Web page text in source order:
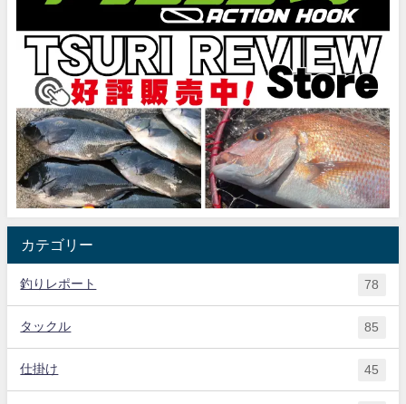
カテゴリー
釣りレポート 78
タックル 85
仕掛け 45